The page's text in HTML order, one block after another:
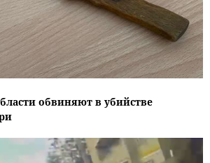
обвиняют в убийстве